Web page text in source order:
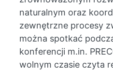
naturalnym oraz
zewnętrzne procesy
można spotkać
konferencji m.in.
wolnym czasie czyta